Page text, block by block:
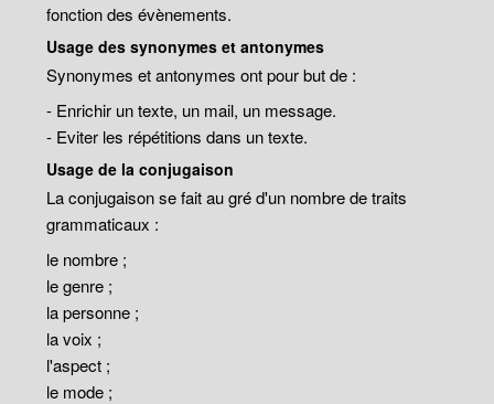
fonction des évènements.
Usage des synonymes et antonymes
Synonymes et antonymes ont pour but de :
- Enrichir un texte, un mail, un message.
- Eviter les répétitions dans un texte.
Usage de la conjugaison
La conjugaison se fait au gré d'un nombre de traits
grammaticaux :
le nombre ;
le genre ;
la personne ;
la voix ;
l'aspect ;
le mode ;